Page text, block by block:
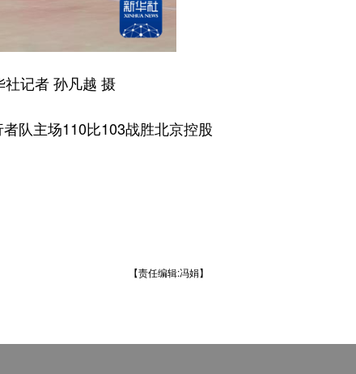
记者 孙凡越 摄
队主场110比103战胜北京控股
【责任编辑:冯娟】